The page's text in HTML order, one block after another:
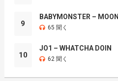
9
BABYMONSTER – MOON
65 聞く
10
JO1 – WHATCHA DOIN
62 聞く